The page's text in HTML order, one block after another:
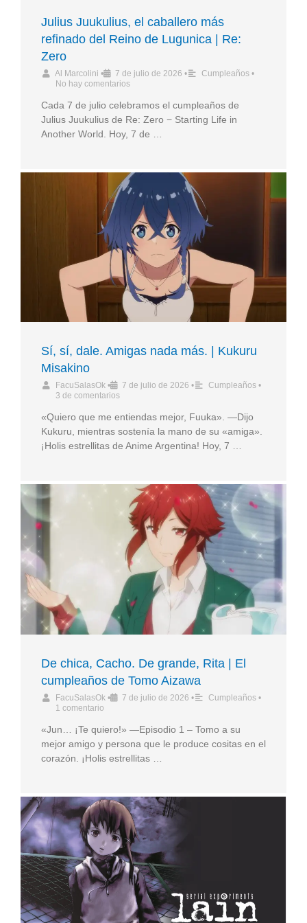
Julius Juukulius, el caballero más
refinado del Reino de Lugunica | Re:
Zero
Al Marcolini • 7 de julio de 2026 • Cumpleaños •
No hay comentarios
Cada 7 de julio celebramos el cumpleaños de
Julius Juukulius de Re: Zero − Starting Life in
Another World. Hoy, 7 de …
Sí, sí, dale. Amigas nada más. | Kukuru
Misakino
FacuSalasOk • 7 de julio de 2026 • Cumpleaños •
3 de comentarios
«Quiero que me entiendas mejor, Fuuka». —Dijo
Kukuru, mientras sostenía la mano de su «amiga».
¡Holis estrellitas de Anime Argentina! Hoy, 7 …
De chica, Cacho. De grande, Rita | El
cumpleaños de Tomo Aizawa
FacuSalasOk • 7 de julio de 2026 • Cumpleaños •
1 comentario
«Jun… ¡Te quiero!» —Episodio 1 – Tomo a su
mejor amigo y persona que le produce cositas en el
corazón. ¡Holis estrellitas …